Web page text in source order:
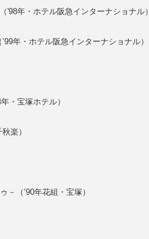
年・ホテル阪急インターナショナル）
年・ホテル阪急インターナショナル）
・宝塚ホテル）
楽）
（’90年花組・宝塚）